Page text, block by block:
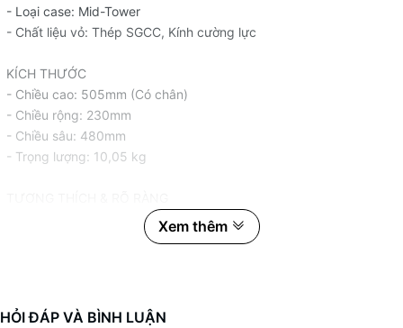
- Loại case: Mid-Tower
- Chất liệu vỏ: Thép SGCC, Kính cường lực
KÍCH THƯỚC
- Chiều cao: 505mm (Có chân)
- Chiều rộng: 230mm
- Chiều sâu: 480mm
- Trọng lượng: 10,05 kg
- Hỗ trợ CPU cao tối đa: Lên đến 185mm
- Hỗ trợ GPU tối đa: Lên đến 400mm
Xem thêm
HỎI ĐÁP VÀ BÌNH LUẬN